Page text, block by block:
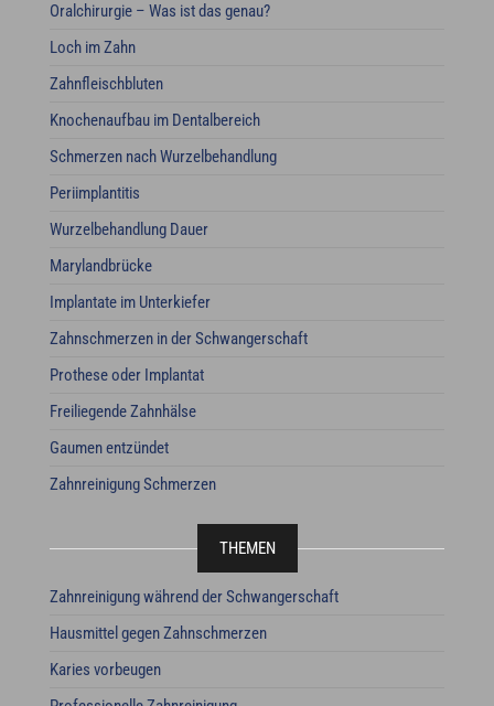
Oralchirurgie – Was ist das genau?
Loch im Zahn
Zahnfleischbluten
Knochenaufbau im Dentalbereich
Schmerzen nach Wurzelbehandlung
Periimplantitis
Wurzelbehandlung Dauer
Marylandbrücke
Implantate im Unterkiefer
Zahnschmerzen in der Schwangerschaft
Prothese oder Implantat
Freiliegende Zahnhälse
Gaumen entzündet
Zahnreinigung Schmerzen
THEMEN
Zahnreinigung während der Schwangerschaft
Hausmittel gegen Zahnschmerzen
Karies vorbeugen